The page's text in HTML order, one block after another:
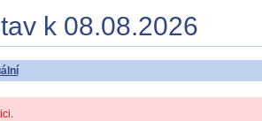
k 08.08.2026